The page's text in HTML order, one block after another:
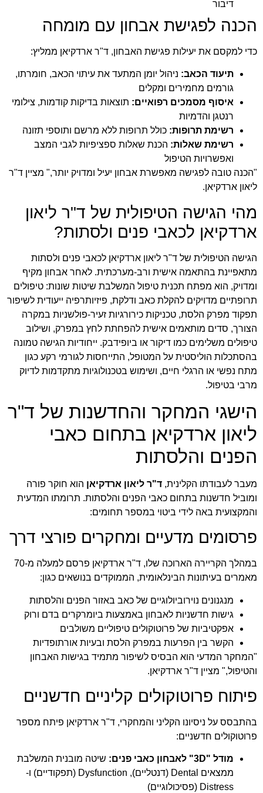
דיבור
הכנה לפגישת אבחון עם מומחה
כדי למקסם את יעילות פגישת האבחון, ד"ר ארדקיאן ממליץ:
תיעוד הכאב: ניהול יומן המתעד את עיתוי הכאב, חומרתו,
גורמים מחמירים ומקלים
איסוף מסמכים רפואיים: תוצאות בדיקות קודמות, צילומי
רנטגן והדמיות
רשימת תרופות: כולל תרופות ללא מרשם ותוספי תזונה
רשימת שאלות: הכנת שאלות ספציפיות לגבי המצב
ואפשרויות הטיפול
"הכנה טובה לפגישה מאפשרת אבחון יעיל ומדויק יותר," מציין ד"ר
ליאון ארדקיאן.
מהי הגישה הטיפולית של ד"ר ליאון
ארדקיאן לכאבי פנים ולסתות?
הגישה הטיפולית של ד"ר ליאון ארדקיאן לכאבי פנים ולסתות
מתאפיינת בהתאמה אישית ורב-מערכתית. לאחר אבחון מקיף
ומדויק, הוא מפתח תכנית טיפול המשלבת שיטות שונות: טיפולים
תרופתיים מדויקים להקלת כאב ודלקת, פיזיותרפיה ייעודית לשיפור
תפקוד מפרק הלסת, טכניקות כירורגיות זעיר-פולשניות במקרה
הצורך, סדים מותאמים אישית להפחתת לחץ במפרק, ושילוב
טיפולים משלימים כמו דיקור או ביופידבק. ייחודיות הגישה טמונה
בהסתכלות הוליסטית על המטופל, התייחסות לגורמי רקע כגון
מתח נפשי או הרגלי חיים, ושימוש בטכנולוגיות מתקדמות לדיוק
מרבי בטיפול.
הישגי המחקר והחדשנות של ד"ר
ליאון ארדקיאן בתחום כאבי
הפנים והלסתות
מעבר לעבודתו הקלינית, ד"ר ליאון ארדקיאן הוא חוקר פורה
ומוביל חדשנות בתחום כאבי הפנים והלסתות. תרומתו המדעית
והמקצועית באה לידי ביטוי במספר תחומים:
פרסומים מדעיים ומחקרים פורצי דרך
במהלך הקריירה הארוכה שלו, ד"ר ארדקיאן פרסם למעלה מ-70
מאמרים בעיתונות הבינלאומית, הממוקדים בנושאים כגון:
מנגנונים נוירוביולוגיים של כאב באזור הפנים והלסתות
גישות חדשניות לאבחון באמצעות ביומרקרים בדם ורוק
אפקטיביות של פרוטוקולים טיפוליים משולבים
הקשר בין הפרעות במפרק הלסת ובעיות אורתופדיות
"המחקר המדעי הוא הבסיס לשיפור מתמיד בגישות האבחון
והטיפול," מציין ד"ר ארדקיאן.
פיתוח פרוטוקולים קליניים חדשניים
בהתבסס על ניסיונו הקליני והמחקרי, ד"ר ארדקיאן פיתח מספר
פרוטוקולים חדשניים:
מודל "3D" לאבחון כאבי פנים:
שיטה מובנית המשלבת
ממצאים Dental (דנטליים), Dysfunction (תפקודיים) ו-
Distress (פסיכולוגיים)